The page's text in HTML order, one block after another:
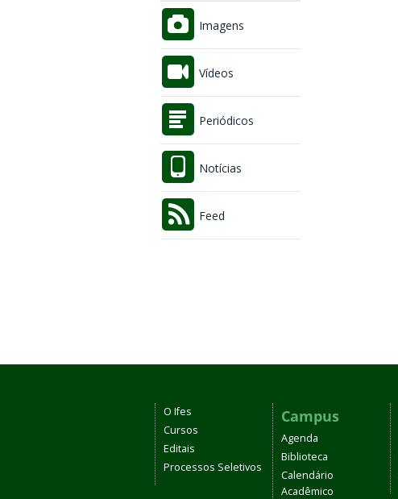
Imagens
Vídeos
Periódicos
Notícias
Feed
O Ifes
Cursos
Editais
Processos Seletivos
Campus
Agenda
Biblioteca
Calendário
Acadêmico